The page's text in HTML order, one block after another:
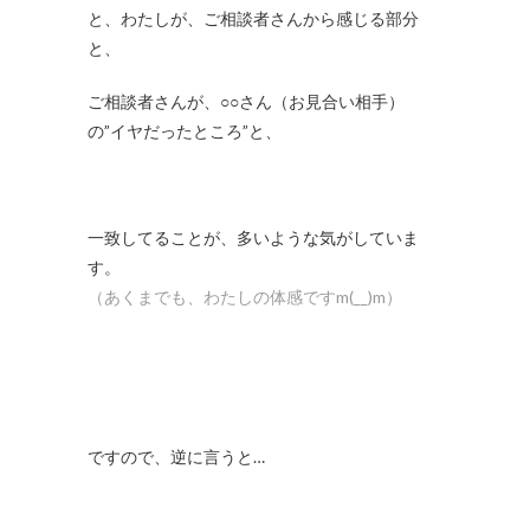
と、わたしが、ご相談者さんから感じる部分
と、
ご相談者さんが、○○さん（お見合い相手）
の”イヤだったところ”と、
一致してることが、多いような気がしていま
す。
（あくまでも、わたしの体感ですm(__)m）
ですので、逆に言うと…